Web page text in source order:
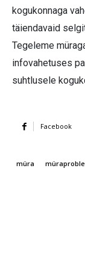
kogukonnaga
täiendavaid
Tegeleme
infovahetuses
suhtlusele
Facebook
müra